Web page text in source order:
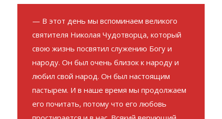
Лавры.
— В этот день мы вспоминаем великого
святителя Николая Чудотворца, который
свою жизнь посвятил служению Богу и
народу. Он был очень близок к народу и
любил свой народ. Он был настоящим
пастырем. И в наше время мы продолжаем